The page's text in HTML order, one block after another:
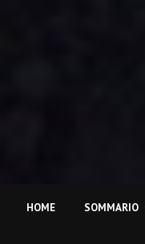
HOME SOMMARIO